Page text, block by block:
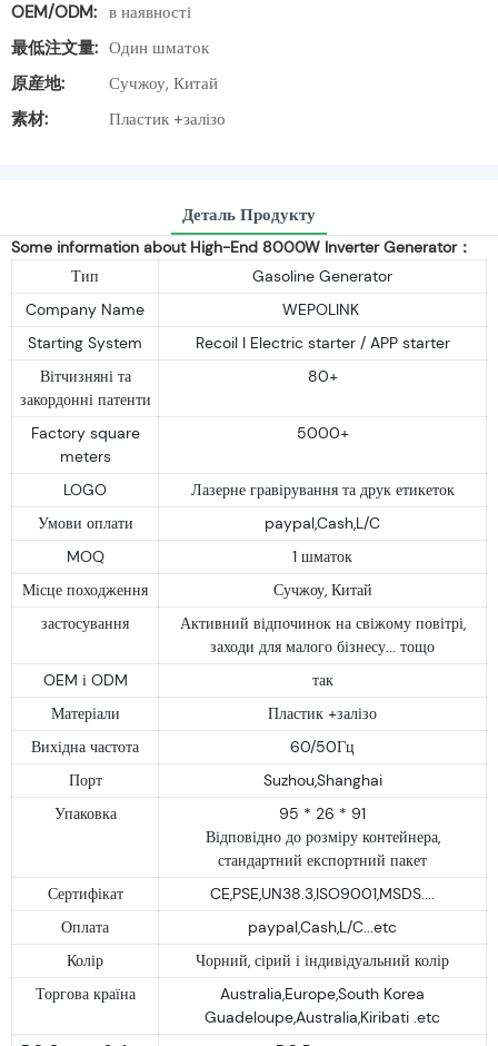
OEM/ODM: в наявності
最低注文量: Один шматок
原産地:
Сучжоу, Китай
素材:
Пластик +залізо
Деталь Продукту
Some information about High-End 8000W Inverter Generator：
Тип
Gasoline Generator
Company Name
WEPOLINK
Starting System
Recoil I Electric starter / APP starter
Вітчизняні та
закордонні патенти
80+
Factory square
meters
5000+
LOGO
Лазерне гравірування та друк етикеток
Умови оплати
paypal,Cash,L/C
MOQ
1 шматок
Місце походження
Сучжоу, Китай
застосування
Активний відпочинок на свіжому повітрі,
заходи для малого бізнесу... тощо
OEM і ODM
так
Матеріали
Пластик +залізо
Вихідна частота
60/50Гц
Порт
Suzhou,Shanghai
Упаковка
95 * 26 * 91
Відповідно до розміру контейнера,
стандартний експортний пакет
Сертифікат
CE,PSE,UN38.3,ISO9001,MSDS....
Оплата
paypal,Cash,L/C...etc
Колір
Чорний, сірий і індивідуальний колір
Торгова країна
Australia,Europe,South Korea
Guadeloupe,Australia,Kiribati .etc